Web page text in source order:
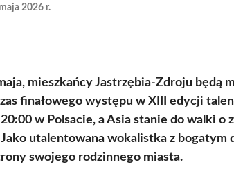
2026 r.
mieszkańcy Jastrzębia-Zdroju będą
finałowego występu w XIII edycji
w Polsacie, a Asia stanie do walki
utalentowana wokalistka z bogatym
swojego rodzinnego miasta.